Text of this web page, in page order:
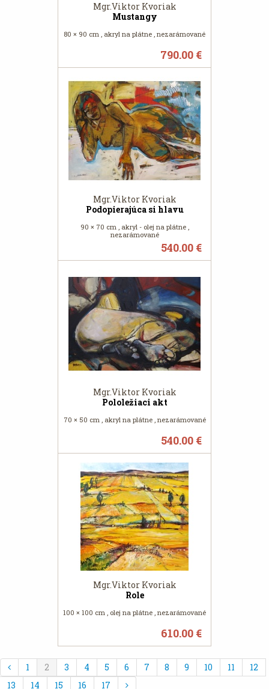
Mgr.Viktor Kvoriak
Mustangy
80 × 90 cm , akryl na plátne , nezarámované
790.00 €
Mgr.Viktor Kvoriak
Podopierajúca si hlavu
90 × 70 cm , akryl - olej na plátne ,
nezarámované
540.00 €
Mgr.Viktor Kvoriak
Pololežiaci akt
70 × 50 cm , akryl na plátne , nezarámované
540.00 €
Mgr.Viktor Kvoriak
Role
100 × 100 cm , olej na plátne , nezarámované
610.00 €
1 2 3 4 5 6 7 8 9 10 11
12
13
14 15 16 17